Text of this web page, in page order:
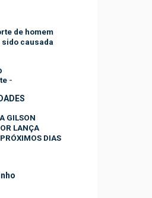
de homem
causada
-
GILSON
LANÇA
DIAS